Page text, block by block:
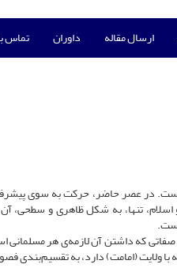
ارسال مقاله داوران تماس
در عصر حاضر، حرکت به سوی
تنها، به شکل ظاهری و سطحی،
که داشتن آن لازمه‌ی هر مسلمانی
ولایت (امامت) دارد، به تقسیم‌بندی